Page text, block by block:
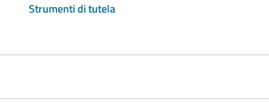
Strumenti di tutela